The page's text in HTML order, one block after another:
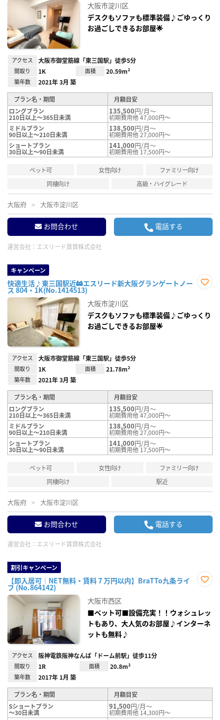
録
大阪市淀川区
デスクもソファも標準装備♪ごゆっくり
お過ごしできるお部屋🌟
アクセス 大阪市御堂筋線「東三国駅」徒歩5分
間取り 1K 面積 20.59m²
築年数 2021年 3月 築
プラン名・期間
月額目安
ロングプラン
210日以上～365日未満
135,500円/月～
初期費用他 47,000円～
ミドルプラン
90日以上～210日未満
138,500円/月～
初期費用他 27,000円～
ショートプラン
30日以上～90日未満
141,000円/月～
初期費用他 17,500円～
ペット可 女性向け
ファミリー向け
同棲向け
高級・ハイグレード
大阪府 大阪市淀川区
お問合わせ 電話する
運営会社： エスリード賃貸株式会社
キャンペーン
快適生活♪東三国駅近🚋エスリード新大阪グランゲートノー
ス 804・1K(No.1414513)
録
大阪市淀川区
デスクもソファも標準装備♪ごゆっくり
お過ごしできるお部屋🌟
アクセス 大阪市御堂筋線「東三国駅」徒歩5分
間取り 1K 面積 21.78m²
築年数 2021年 3月 築
プラン名・期間
月額目安
ロングプラン
210日以上～365日未満
135,500円/月～
初期費用他 47,000円～
ミドルプラン
90日以上～210日未満
138,500円/月～
初期費用他 27,000円～
ショートプラン
30日以上～90日未満
141,000円/月～
初期費用他 17,500円～
ペット可 女性向け
ファミリー向け
同棲向け
駅近
大阪府 大阪市淀川区
お問合わせ 電話する
運営会社： エスリード賃貸株式会社
割引キャンペーン
【即入居可｜NET無料・賃料７万円以内】BraTTo九条ライ
フ (No.864142)
録
大阪市西区
■ペット可■設備充実！！ウォシュレッ
トもあり、大人気のお部屋♪インターネ
ットも無料♪
アクセス 阪神電鉄阪神なんば「ドーム前駅」徒歩11分
間取り 1R 面積 20.8m²
築年数 2017年 1月 築
プラン名・期間
月額目安
Sショートプラン
～30日未満
91,500円/月～
初期費用他 14,300円～